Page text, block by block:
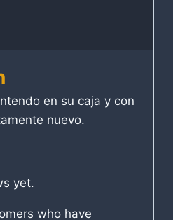
en su caja y con
nuevo.
yet.
who have